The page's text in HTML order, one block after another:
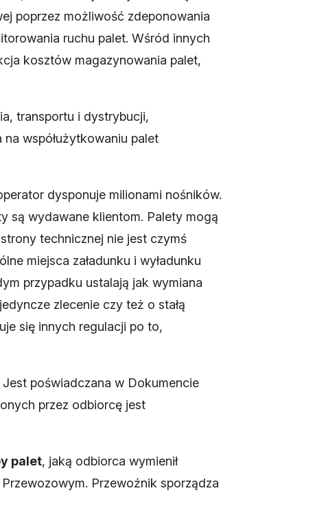
poprzez możliwość zdeponowania
ruchu palet. Wśród innych
kosztów magazynowania palet,
transportu i dystrybucji,
na współużytkowaniu palet
dysponuje milionami nośników.
są wydawane klientom. Palety mogą
technicznej nie jest czymś
miejsca załadunku i wyładunku
przypadku ustalają jak wymiana
zlecenie czy też o stałą
się innych regulacji po to,
poświadczana w Dokumencie
przez odbiorcę jest
palet, jaką odbiorca wymienił
Przewoźnik sporządza